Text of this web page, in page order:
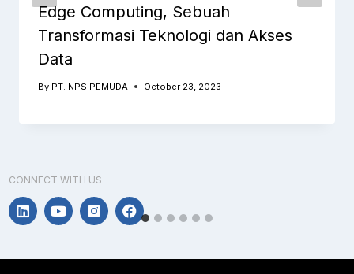
Edge Computing, Sebuah
Transformasi Teknologi dan Akses
Data
By PT. NPS PEMUDA October 23, 2023
CONNECT WITH US